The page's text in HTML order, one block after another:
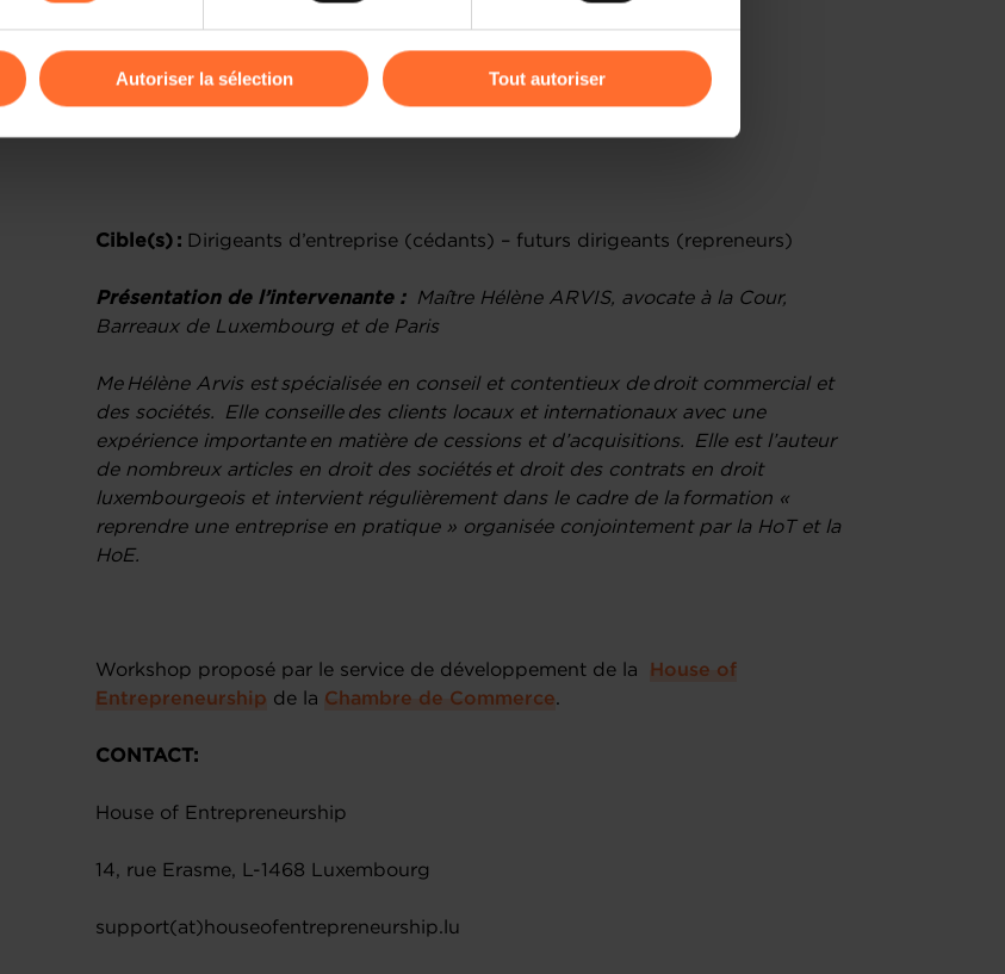
Autoriser la sélection Tout autoriser
les transferts de contrats de travail
Questions des participants
Cible(s) : Dirigeants d’entreprise (cédants) – futurs dirigeants (repreneurs)
Présentation de l’intervenante :Maître Hélène ARVIS, avocate à la Cour,
Barreaux de Luxembourg et de Paris
Me Hélène Arvis est spécialisée en conseil et contentieux de droit commercial et
des sociétés. Elle conseille des clients locaux et internationaux avec une
expérience importante en matière de cessions et d’acquisitions. Elle est l’auteur
de nombreux articles en droit des sociétés et droit des contrats en droit
luxembourgeois et intervient régulièrement dans le cadre de la formation «
reprendre une entreprise en pratique » organisée conjointement par la HoT et la
HoE.
Workshop proposé par le service de développement de la
House of
Entrepreneurship de la Chambre de Commerce.
CONTACT:
House of Entrepreneurship
14, rue Erasme, L-1468 Luxembourg
support(at)houseofentrepreneurship.lu